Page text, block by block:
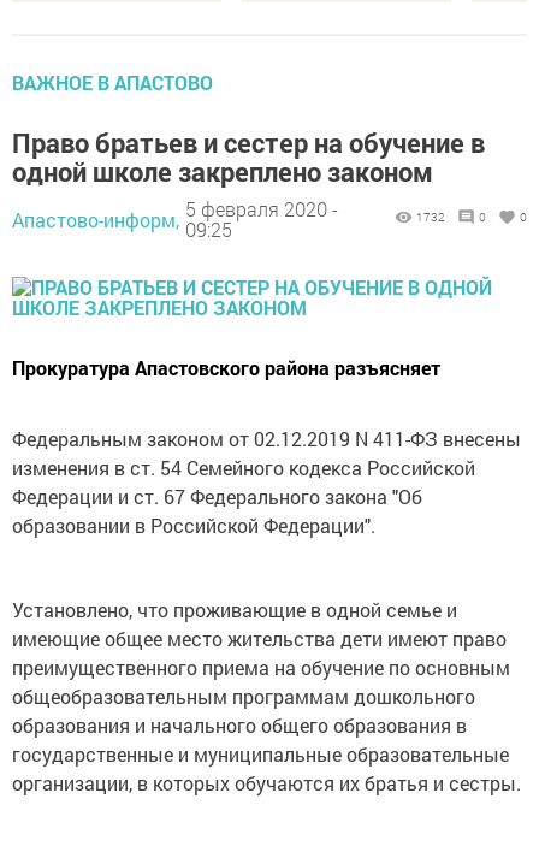
ВАЖНОЕ В АПАСТОВО
Право братьев и сестер на обучение в
одной школе закреплено законом
Апастово-информ, 5 февраля 2020 -
09:25
1732 0 0
Прокуратура Апастовского района разъясняет
Федеральным законом от 02.12.2019 N 411-ФЗ внесены
изменения в ст. 54 Семейного кодекса Российской
Федерации и ст. 67 Федерального закона "Об
образовании в Российской Федерации".
Установлено, что проживающие в одной семье и
имеющие общее место жительства дети имеют право
преимущественного приема на обучение по основным
общеобразовательным программам дошкольного
образования и начального общего образования в
государственные и муниципальные образовательные
организации, в которых обучаются их братья и сестры.